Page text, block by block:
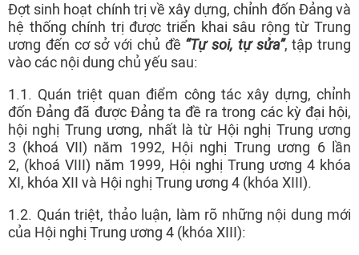
Đợt sinh hoạt chính trị về xây dựng, chỉnh đốn Đảng và
hệ thống chính trị được triển khai sâu rộng từ Trung
ương đến cơ sở với chủ đề “Tự soi, tự sửa”, tập trung
vào các nội dung chủ yếu sau:
1.1. Quán triệt quan điểm công tác xây dựng, chỉnh
đốn Đảng đã được Đảng ta đề ra trong các kỳ đại hội,
hội nghị Trung ương, nhất là từ Hội nghị Trung ương
3 (khoá VII) năm 1992, Hội nghị Trung ương 6 lần
2, (khoá VIII) năm 1999, Hội nghị Trung ương 4 khóa
XI, khóa XII và Hội nghị Trung ương 4 (khóa XIII).
1.2. Quán triệt, thảo luận, làm rõ những nội dung mới
của Hội nghị Trung ương 4 (khóa XIII):